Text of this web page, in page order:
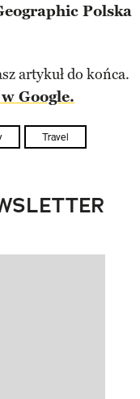
Polska
artykuł do końca.
Google.
Travel